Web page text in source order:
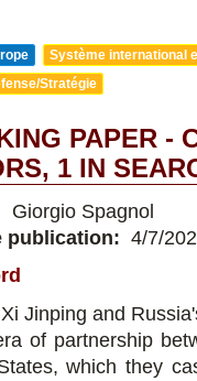
Système international
Stratégie
PAPER -
1 IN
Giorgio Spagnol
publication: 4/7/
Jinping and
of partnership
which they